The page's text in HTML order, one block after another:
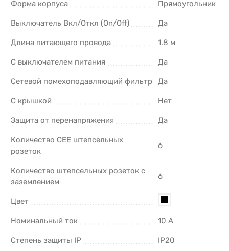
Форма корпуса Прямоугольник
Выключатель Вкл/Откл (On/Off) Да
Длина питающего провода 1.8 м
С выключателем питания Да
Сетевой помехоподавляющий фильтр Да
С крышкой Нет
Защита от перенапряжения Да
Количество CEE штепсельных
розеток
6
Количество штепсельных розеток с
заземлением
6
Цвет
Номинальный ток 10 А
Степень защиты IP IP20